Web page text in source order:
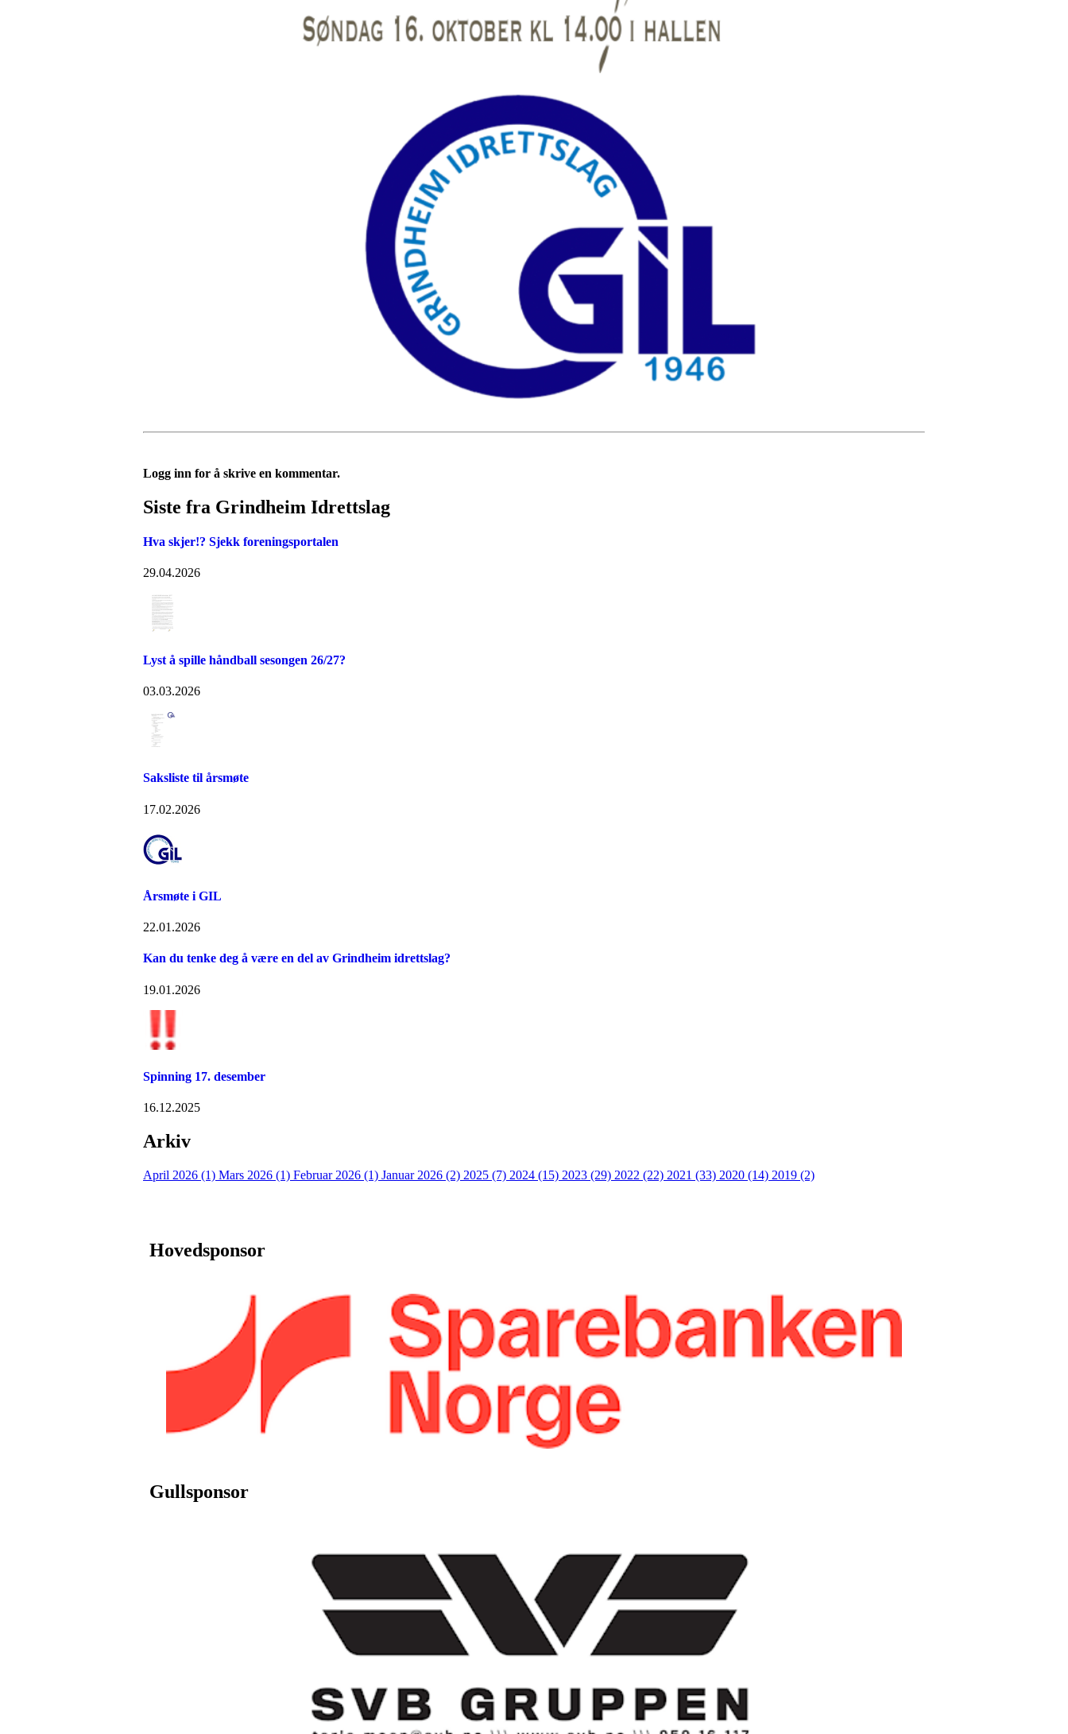
Logg inn for å skrive en kommentar.
Siste fra Grindheim Idrettslag
Hva skjer!? Sjekk foreningsportalen
29.04.2026
Lyst å spille håndball sesongen 26/27?
03.03.2026
Saksliste til årsmøte
17.02.2026
Årsmøte i GIL
22.01.2026
Kan du tenke deg å være en del av Grindheim idrettslag?
19.01.2026
Spinning 17. desember
16.12.2025
Arkiv
April 2026 (1) Mars 2026 (1) Februar 2026 (1) Januar 2026 (2) 2025 (7) 2024 (15) 2023 (29) 2022 (22) 2021 (33) 2020 (14) 2019 (2)
Hovedsponsor
Gullsponsor